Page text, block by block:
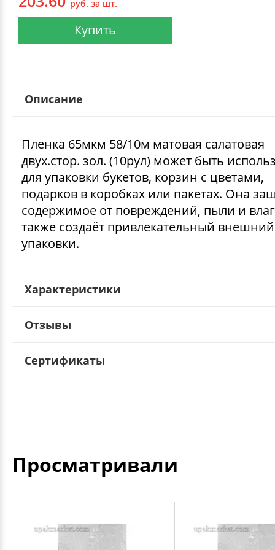
руб. за шт.
Купить
Описание
Пленка 65мкм 58/10м матовая салатовая
двух.стор. зол. (10рул) может быть
для упаковки букетов, корзин с цветами,
подарков в коробках или пакетах. Она
содержимое от повреждений, пыли и
также создаёт привлекательный
упаковки.
Характеристики
Отзывы
Сертификаты
Просматривали